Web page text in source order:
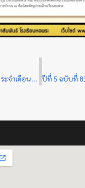
ปีที่ 5 ฉบับที่ 81 ประจำเดือน มกราคม 2567